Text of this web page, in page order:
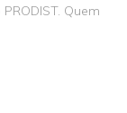
Quem